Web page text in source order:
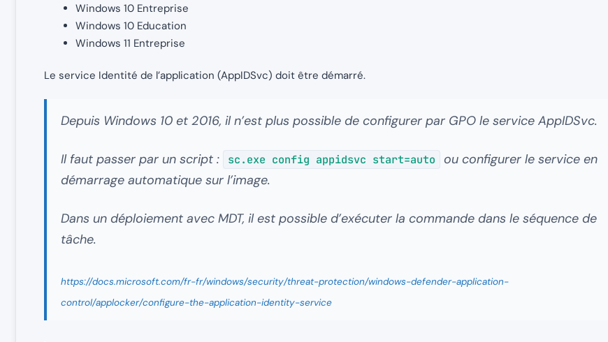
Windows 10 Entreprise
Windows 10 Education
Windows 11 Entreprise
Le service Identité de l’application (AppIDSvc) doit être démarré.
Depuis Windows 10 et 2016, il n’est plus possible de configurer par GPO le service AppIDSvc.
Il faut passer par un script : sc.exe config appidsvc start=auto
ou configurer le service en
démarrage automatique sur l’image.
Dans un déploiement avec MDT, il est possible d’exécuter la commande dans le séquence de
tâche.
https://docs.microsoft.com/fr-fr/windows/security/threat-protection/windows-defender-application-
control/applocker/configure-the-application-identity-service